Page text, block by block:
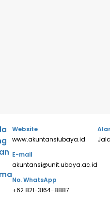
Website
www.akuntansiubaya.id
E-mail
akuntansi@unit.ubaya.ac.id
No. WhatsApp
+62 821-3164-8887